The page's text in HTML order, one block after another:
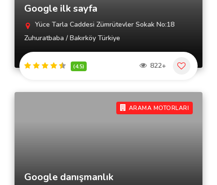
Google ilk sayfa
Yüce Tarla Caddesi Zümrütevler Sokak No:18
Zuhuratbaba / Bakırköy Türkiye
(4.5) 822+
ARAMA MOTORLARI
Google danışmanlık